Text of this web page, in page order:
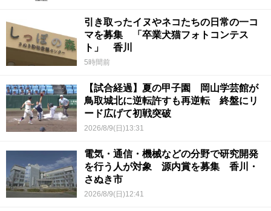
引き取ったイヌやネコたちの日常の一コ
マを募集 「卒業犬猫フォトコンテス
ト」 香川
5時間前
【試合経過】夏の甲子園 岡山学芸館が
鳥取城北に逆転許すも再逆転 終盤にリ
ード広げて初戦突破
2026/8/9(日)13:31
電気・通信・機械などの分野で研究開発
を行う人が対象 源内賞を募集 香川・
さぬき市
2026/8/9(日)12:41